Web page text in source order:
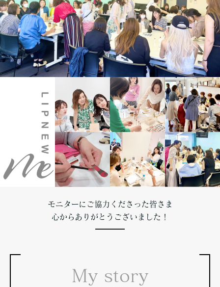
モニターにご協力くださった皆さま
心からありがとうございました！
My story